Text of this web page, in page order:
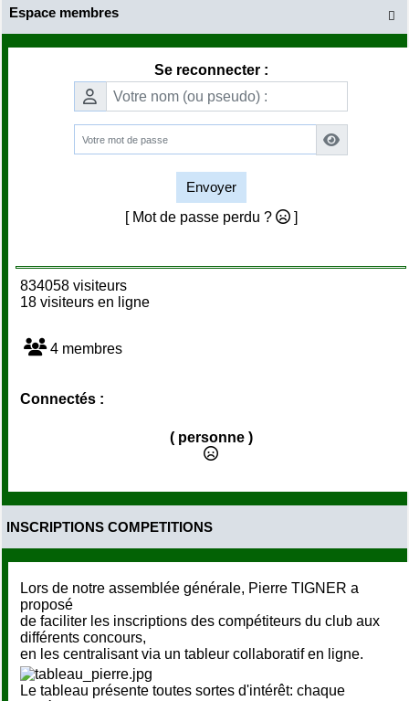

Espace membres
Se reconnecter :
Envoyer
[ Mot de passe perdu ?
]
834058 visiteurs
18 visiteurs en ligne
4 membres
Connectés :
( personne )
INSCRIPTIONS COMPETITIONS
Lors de notre assemblée générale, Pierre TIGNER a
proposé
de faciliter les inscriptions des compétiteurs du club aux
différents concours,
en les centralisant via un tableur collaboratif en ligne.
Le tableau présente toutes sortes d'intérêt: chaque